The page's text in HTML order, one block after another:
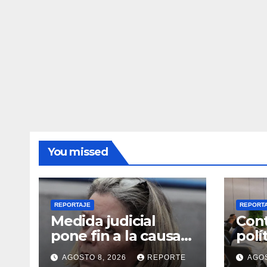
You missed
REPORTAJE
Medida judicial
pone fin a la causa
contra la exjuex
AGOSTO 8, 2026 REPORTE